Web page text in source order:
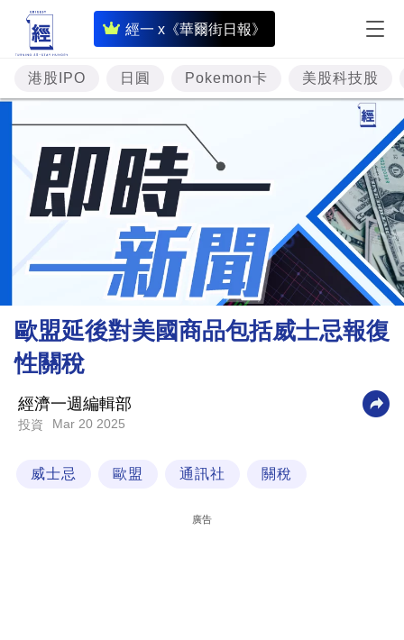
經一 x《華爾街日報》
即
時
財
經
專
題
投
資
樓
市
財
業
科
港股IPO 日圓 Pokemon卡 美股科技股
歐盟延後對美國商品包括威士忌報復
性關稅
經濟一週編輯部
投資 Mar 20 2025
威士忌 歐盟 通訊社 關稅
廣告